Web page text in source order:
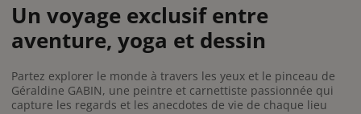
Voir tout
Un voyage exclusif entre
aventure, yoga et dessin
Partez explorer le monde à travers les yeux et le pinceau de
Géraldine GABIN, une peintre et carnettiste passionnée qui
capture les regards et les anecdotes de vie de chaque lieu